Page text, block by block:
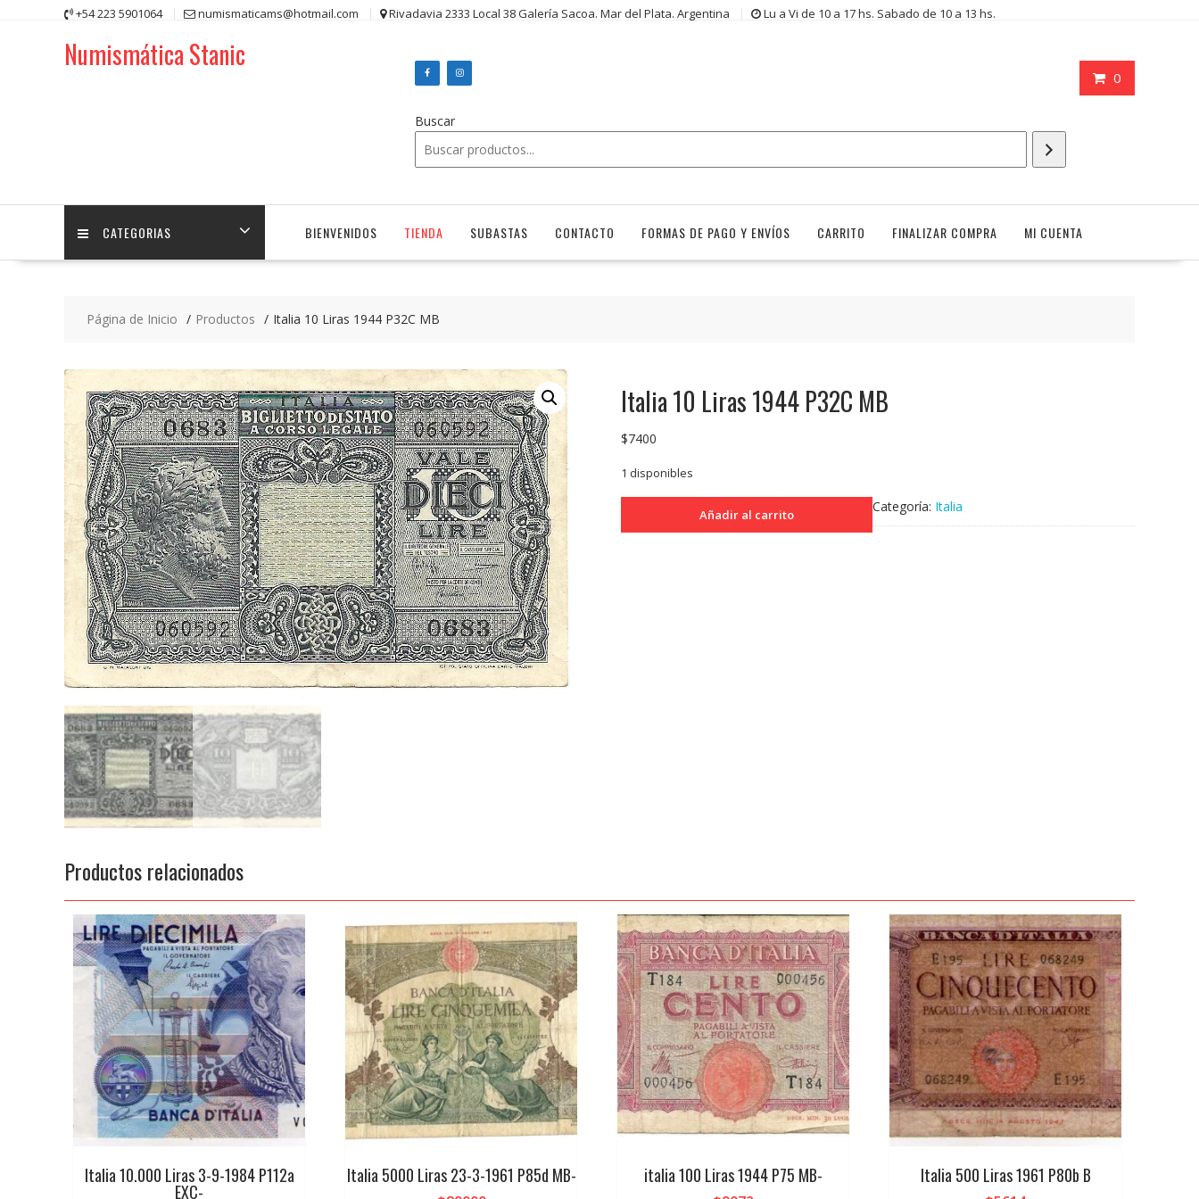
+54 223 5901064 numismaticams@hotmail.com Rivadavia 2333 Local 38 Galería Sacoa. Mar del Plata. Argentina Lu a Vi de 10 a 17 hs. Sabado de 10 a 13 hs.
Numismática Stanic
0
Buscar
CATEGORIAS BIENVENIDOS TIENDA SUBASTAS CONTACTO FORMAS DE PAGO Y ENVÍOS CARRITO FINALIZAR COMPRA MI CUENTA
Página de Inicio Productos Italia 10 Liras 1944 P32C MB
Italia 10 Liras 1944 P32C MB
$7400
1 disponibles
Añadir al carrito Categoría: Italia
Productos relacionados
Italia 10.000 Liras 3-9-1984 P112a
EXC-
Italia 5000 Liras 23-3-1961 P85d MB- italia 100 Liras 1944 P75 MB- Italia 500 Liras 1961 P80b B